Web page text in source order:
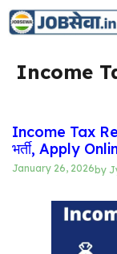
Skip
Income
Income Tax
भर्ती, Apply
January 26, 2026 by